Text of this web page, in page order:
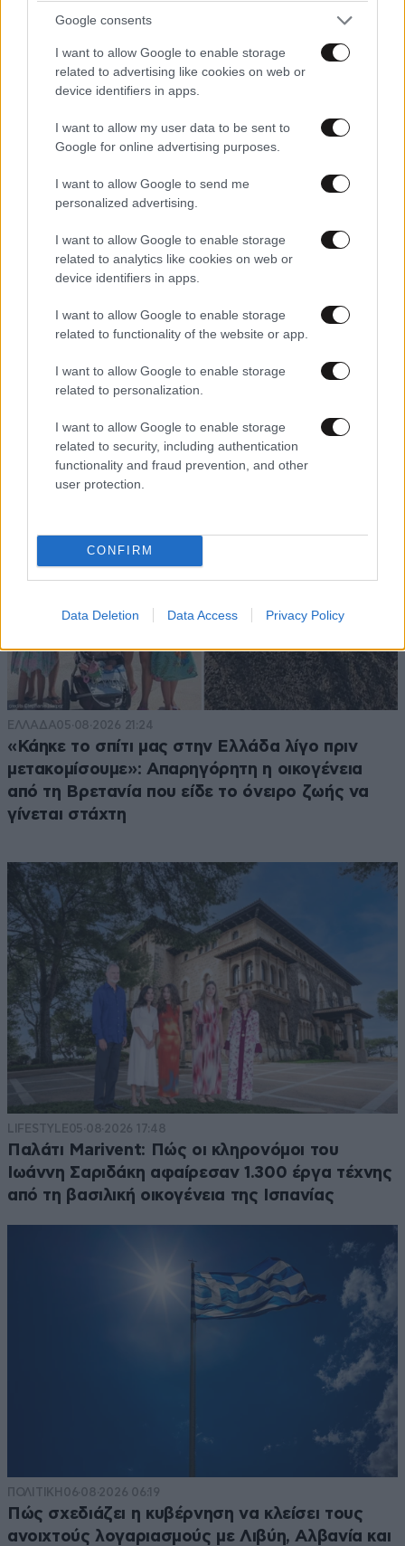
Google consents
I want to allow Google to enable storage
related to advertising like cookies on web or
device identifiers in apps.
I want to allow my user data to be sent to
Google for online advertising purposes.
I want to allow Google to send me
personalized advertising.
I want to allow Google to enable storage
related to analytics like cookies on web or
device identifiers in apps.
I want to allow Google to enable storage
related to functionality of the website or app.
I want to allow Google to enable storage
related to personalization.
I want to allow Google to enable storage
related to security, including authentication
functionality and fraud prevention, and other
user protection.
CONFIRM
Data Deletion Data Access Privacy Policy
ΕΛΛΑΔΑ05·08·2026 21:24
«Κάηκε το σπίτι μας στην Ελλάδα λίγο πριν
μετακομίσουμε»: Απαρηγόρητη η οικογένεια
από τη Βρετανία που είδε το όνειρο ζωής να
γίνεται στάχτη
LIFESTYLE05·08·2026 17:48
Παλάτι Marivent: Πώς οι κληρονόμοι του
Ιωάννη Σαριδάκη αφαίρεσαν 1.300 έργα τέχνης
από τη βασιλική οικογένεια της Ισπανίας
ΠΟΛΙΤΙΚΗ 06·08·2026 06:19
Πώς σχεδιάζει η κυβέρνηση να κλείσει τους
ανοιχτούς λογαριασμούς με Λιβύη, Αλβανία και